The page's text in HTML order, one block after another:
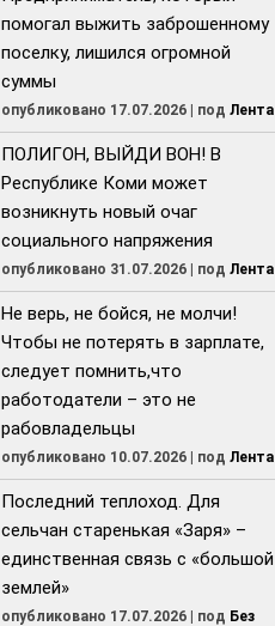
помогал выжить заброшенному
поселку, лишился огромной
суммы
опубликовано 17.07.2026 | под Лента
ПОЛИГОН, ВЫЙДИ ВОН! В
Республике Коми может
возникнуть новый очаг
социального напряжения
опубликовано 31.07.2026 | под Лента
Не верь, не бойся, не молчи!
Чтобы не потерять в зарплате,
следует помнить,что
работодатели – это не
рабовладельцы
опубликовано 10.07.2026 | под Лента
Последний теплоход. Для
сельчан старенькая «Заря» –
единственная связь с «большой
землей»
опубликовано 17.07.2026 | под Без